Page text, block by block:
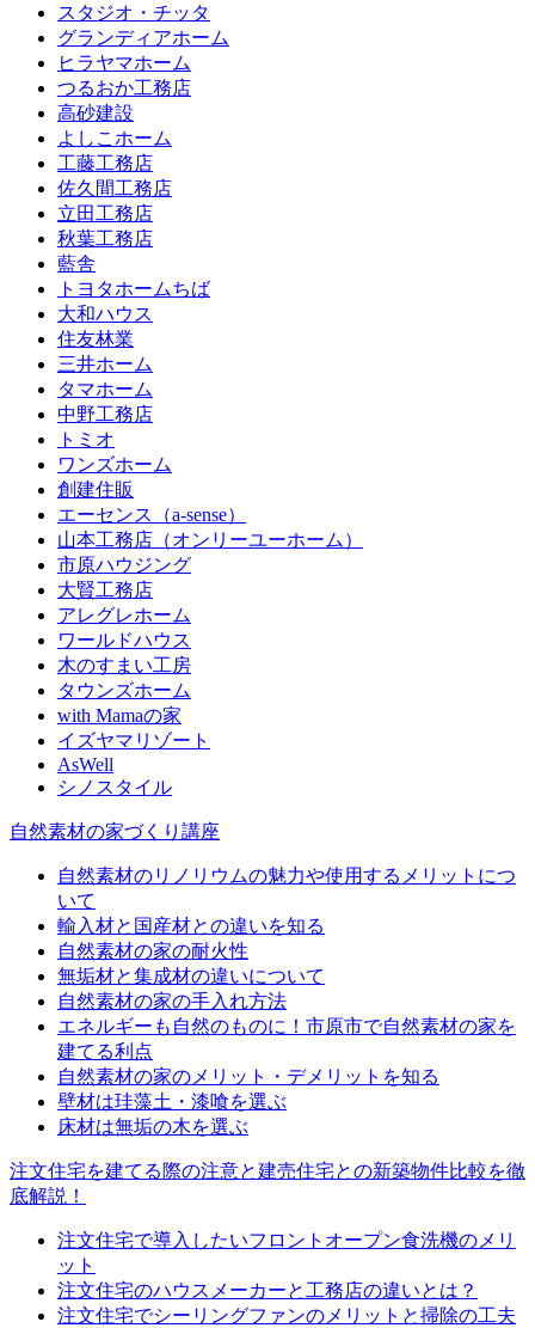
スタジオ・チッタ
グランディアホーム
ヒラヤマホーム
つるおか工務店
高砂建設
よしこホーム
工藤工務店
佐久間工務店
立田工務店
秋葉工務店
藍舎
トヨタホームちば
大和ハウス
住友林業
三井ホーム
タマホーム
中野工務店
トミオ
ワンズホーム
創建住販
エーセンス（a-sense）
山本工務店（オンリーユーホーム）
市原ハウジング
大賢工務店
アレグレホーム
ワールドハウス
木のすまい工房
タウンズホーム
with Mamaの家
イズヤマリゾート
AsWell
シノスタイル
自然素材の家づくり講座
自然素材のリノリウムの魅力や使用するメリットにつ
いて
輸入材と国産材との違いを知る
自然素材の家の耐火性
無垢材と集成材の違いについて
自然素材の家の手入れ方法
エネルギーも自然のものに！市原市で自然素材の家を
建てる利点
自然素材の家のメリット・デメリットを知る
壁材は珪藻土・漆喰を選ぶ
床材は無垢の木を選ぶ
注文住宅を建てる際の注意と建売住宅との新築物件比較を徹
底解説！
注文住宅で導入したいフロントオープン食洗機のメリ
ット
注文住宅のハウスメーカーと工務店の違いとは？
注文住宅でシーリングファンのメリットと掃除の工夫